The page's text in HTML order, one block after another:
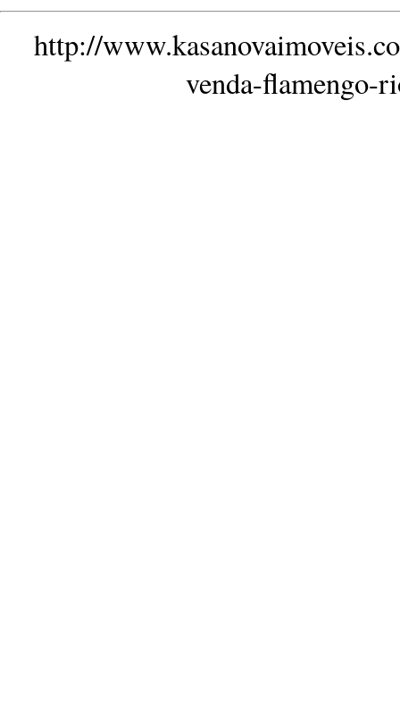
http://
venda-flamengo-